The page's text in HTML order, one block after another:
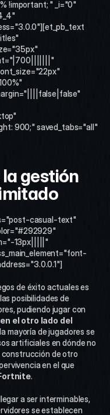
!important; " _i="0"
900;" saved_tabs="all"
gestión
13px|||||"
de éxito actuales es
posibilidades de
pudiendo jugar con
el otro lado del
mayoría de jugadores se
artificiales en dónde no
construcción de otro
en el que
.
a ser interminables,